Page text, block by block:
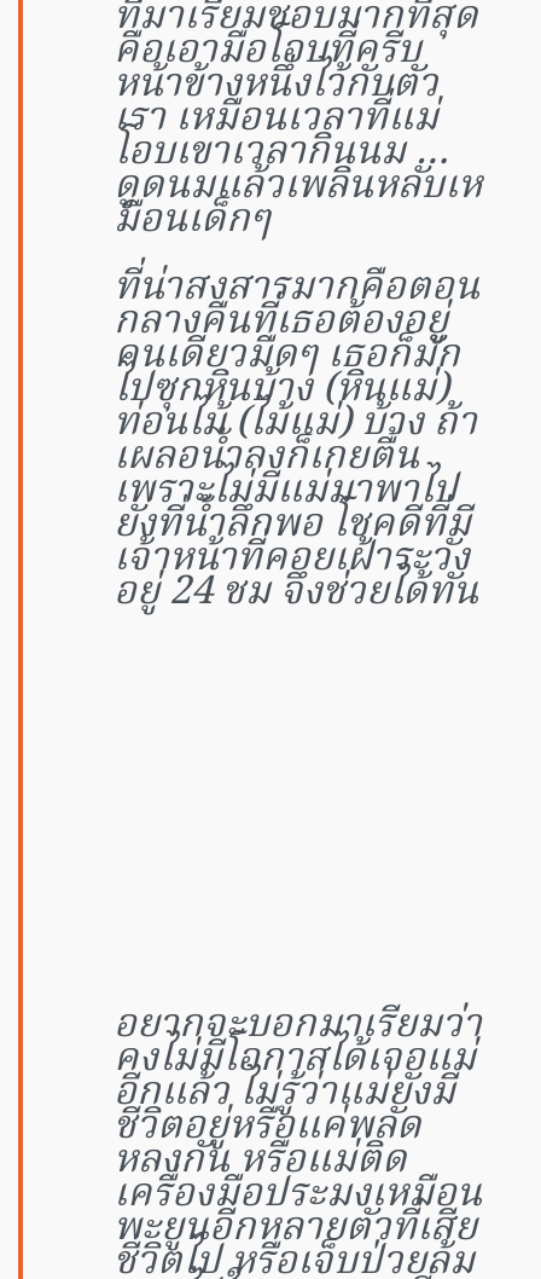
ที่มาเรียมชอบมากที่สุด
คือเอามือโอบที่ครีบ
หน้าข้างหนึ่งไว้กับตัว
เรา เหมือนเวลาที่แม่
โอบเขาเวลากินนม …
ดูดนมแล้วเพลินหลับเห
มือนเด็กๆ
ที่น่าสงสารมากคือตอน
กลางคืนที่เธอต้องอยู่
คนเดียวมืดๆ เธอก็มัก
ไปซุกหินบ้าง (หินแม่)
ท่อนไม้ (ไม้แม่) บ้าง ถ้า
เผลอน้ำลงก็เกยตื้น
เพราะไม่มีแม่มาพาไป
ยังที่น้ำลึกพอ โชคดีที่มี
เจ้าหน้าที่คอยเฝ้าระวัง
อยู่ 24 ชม จึงช่วยได้ทัน
อยากจะบอกมาเรียมว่า
คงไม่มีโอกาสได้เจอแม่
อีกแล้ว ไม่รู้ว่าแม่ยังมี
ชีวิตอยู่หรือแค่พลัด
หลงกัน หรือแม่ติด
เครื่องมือประมงเหมือน
พะยูนอีกหลายตัวที่เสีย
ชีวิตไป หรือเจ็บป่วยล้ม